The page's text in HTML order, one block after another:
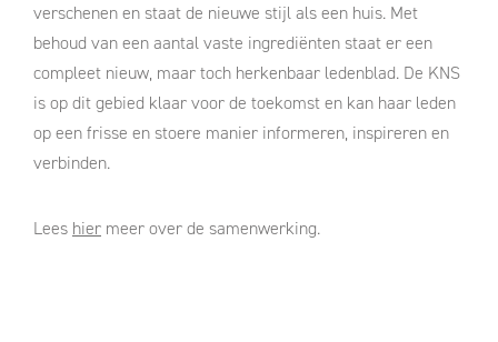
verschenen en staat de nieuwe stijl als een huis. Met
behoud van een aantal vaste ingrediënten staat er een
compleet nieuw, maar toch herkenbaar ledenblad. De KNS
is op dit gebied klaar voor de toekomst en kan haar leden
op een frisse en stoere manier informeren, inspireren en
verbinden.
Lees hier meer over de samenwerking.